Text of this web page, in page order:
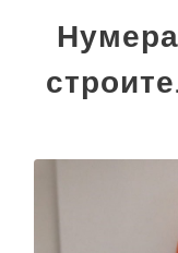
АКЦИИ
БЛОГ